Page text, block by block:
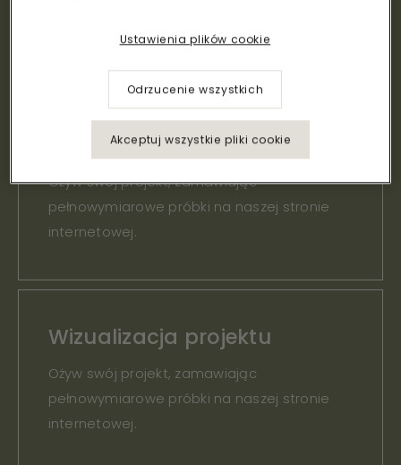
branżowych.
Obfitość inspiracji
Ożyw swój projekt, zamawiając
pełnowymiarowe próbki na naszej stronie
internetowej.
Wizualizacja projektu
Ożyw swój projekt, zamawiając
pełnowymiarowe próbki na naszej stronie
internetowej.
Ustawienia plików cookie
Odrzucenie wszystkich
Akceptuj wszystkie pliki cookie